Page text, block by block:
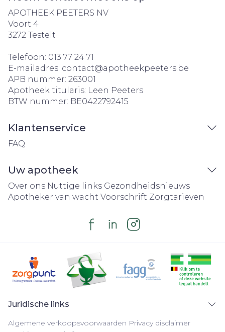
APOTHEEK PEETERS NV
Voort 4
3272 Testelt
Telefoon: 013 77 24 71
E-mailadres: contact@apotheekpeeters.be
APB nummer: 263001
Apotheek titularis: Leen Peeters
BTW nummer: BE0422792415
Klantenservice
FAQ
Uw apotheek
Over ons Nuttige links Gezondheidsnieuws
Apotheker van wacht Voorschrift Zorgtarieven
Juridische links
Algemene verkoopsvoorwaarden Privacy disclaimer